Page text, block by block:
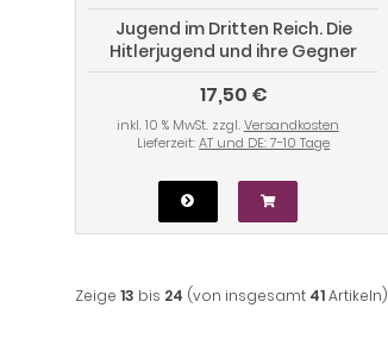
Jugend im Dritten Reich. Die
Hitlerjugend und ihre Gegner
17,50 €
inkl. 10 % MwSt. zzgl.Versandkosten
Lieferzeit:AT und DE: 7-10 Tage
Zeige 13 bis 24 (von insgesamt 41Artikeln)